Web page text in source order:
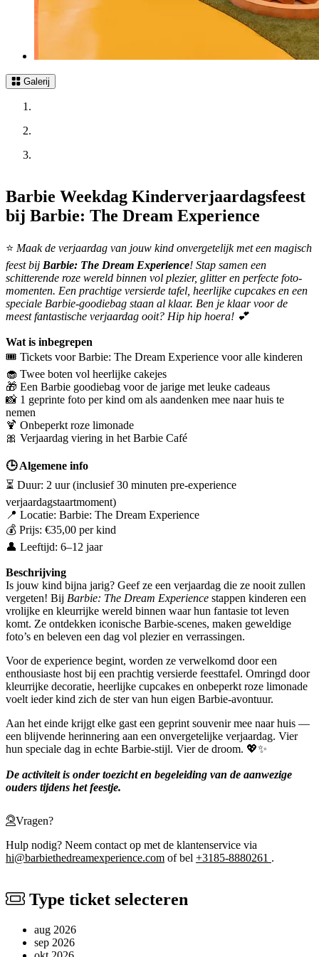
Galerij
Barbie Weekdag Kinderverjaardagsfeest
bij Barbie: The Dream Experience
⭐ Maak de verjaardag van jouw kind onvergetelijk met een magisch
feest bij Barbie: The Dream Experience! Stap samen een
schitterende roze wereld binnen vol plezier, glitter en perfecte foto-
momenten. Een prachtige versierde tafel, heerlijke cupcakes en een
speciale Barbie-goodiebag staan al klaar. Ben je klaar voor de
meest fantastische verjaardag ooit? Hip hip hoera! 💕
Wat is inbegrepen
🎟️ Tickets voor Barbie: The Dream Experience voor alle kinderen
🧁 Twee boten vol heerlijke cakejes
🎁 Een Barbie goodiebag voor de jarige met leuke cadeaus
📸 1 geprinte foto per kind om als aandenken mee naar huis te
nemen
🍹 Onbeperkt roze limonade
🎀 Verjaardag viering in het Barbie Café
🕒 Algemene info
⏳ Duur: 2 uur (inclusief 30 minuten pre-experience
verjaardagstaartmoment)
📍 Locatie: Barbie: The Dream Experience
💰 Prijs: €35,00 per kind
👤 Leeftijd: 6–12 jaar
Beschrijving
Is jouw kind bijna jarig? Geef ze een verjaardag die ze nooit zullen
vergeten! Bij Barbie: The Dream Experience stappen kinderen een
vrolijke en kleurrijke wereld binnen waar hun fantasie tot leven
komt. Ze ontdekken iconische Barbie-scenes, maken geweldige
foto’s en beleven een dag vol plezier en verrassingen.
Voor de experience begint, worden ze verwelkomd door een
enthousiaste host bij een prachtig versierde feesttafel. Omringd door
kleurrijke decoratie, heerlijke cupcakes en onbeperkt roze limonade
voelt ieder kind zich de ster van hun eigen Barbie-avontuur.
Aan het einde krijgt elke gast een geprint souvenir mee naar huis —
een blijvende herinnering aan een onvergetelijke verjaardag. Vier
hun speciale dag in echte Barbie-stijl. Vier de droom. 💖✨
De activiteit is onder toezicht en begeleiding van de aanwezige
ouders tijdens het feestje.
Vragen?
Hulp nodig? Neem contact op met de klantenservice via
hi@barbiethedreamexperience.com of bel +3185-8880261 .
Type ticket selecteren
aug 2026
sep 2026